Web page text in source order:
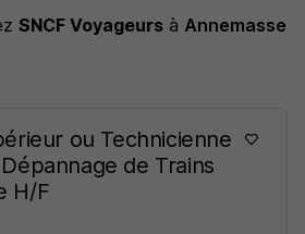
SNCF Voyageurs à Annemasse
ou Technicienne
de Trains
H/F